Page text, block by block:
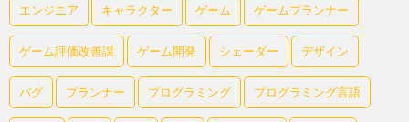
エンジニア キャラクター ゲーム ゲームプランナー
ゲーム評価改善課 ゲーム開発 シェーダー デザイン
バグ プランナー プログラミング プログラミング言語